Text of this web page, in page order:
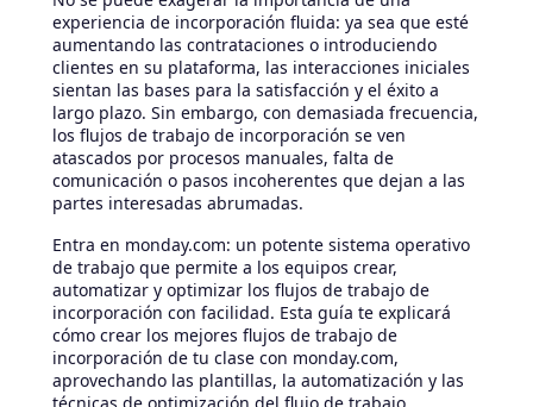
experiencia de incorporación fluida: ya sea que esté
aumentando las contrataciones o introduciendo
clientes en su plataforma, las interacciones iniciales
sientan las bases para la satisfacción y el éxito a
largo plazo. Sin embargo, con demasiada frecuencia,
los flujos de trabajo de incorporación se ven
atascados por procesos manuales, falta de
comunicación o pasos incoherentes que dejan a las
partes interesadas abrumadas.
Entra en monday.com: un potente sistema operativo
de trabajo que permite a los equipos crear,
automatizar y optimizar los flujos de trabajo de
incorporación con facilidad. Esta guía te explicará
cómo crear los mejores flujos de trabajo de
incorporación de tu clase con monday.com,
aprovechando las plantillas, la automatización y las